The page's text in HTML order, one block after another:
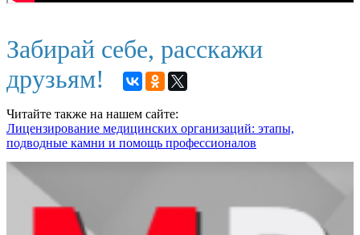
Забирай себе, расскажи
друзьям!
Читайте также на нашем сайте:
Лицензирование медицинских организаций: этапы,
подводные камни и помощь профессионалов